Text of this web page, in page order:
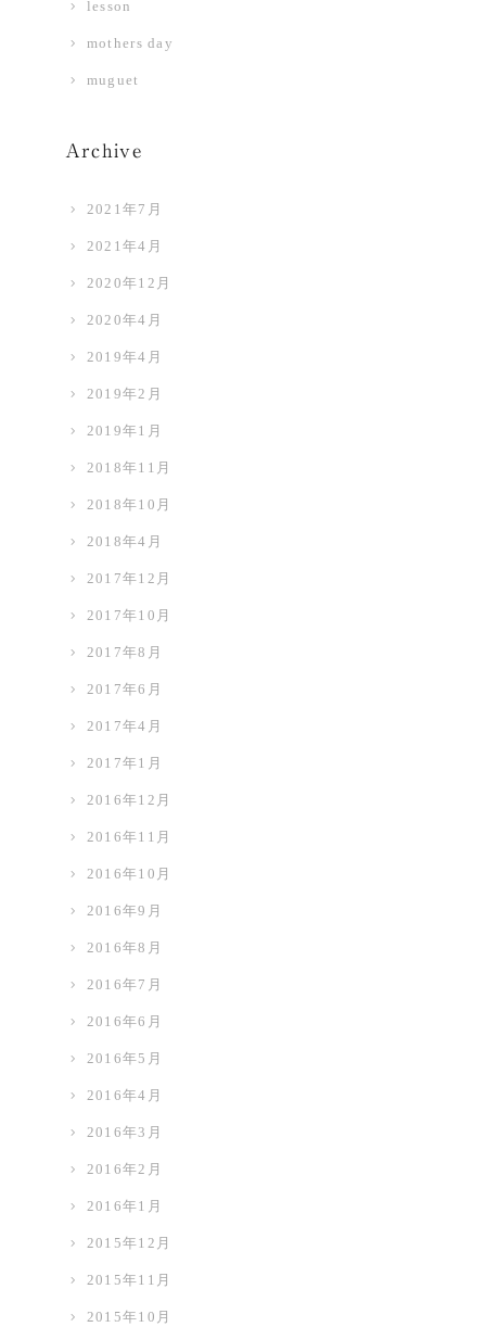
lesson
mothers day
muguet
Archive
2021年7月
2021年4月
2020年12月
2020年4月
2019年4月
2019年2月
2019年1月
2018年11月
2018年10月
2018年4月
2017年12月
2017年10月
2017年8月
2017年6月
2017年4月
2017年1月
2016年12月
2016年11月
2016年10月
2016年9月
2016年8月
2016年7月
2016年6月
2016年5月
2016年4月
2016年3月
2016年2月
2016年1月
2015年12月
2015年11月
2015年10月